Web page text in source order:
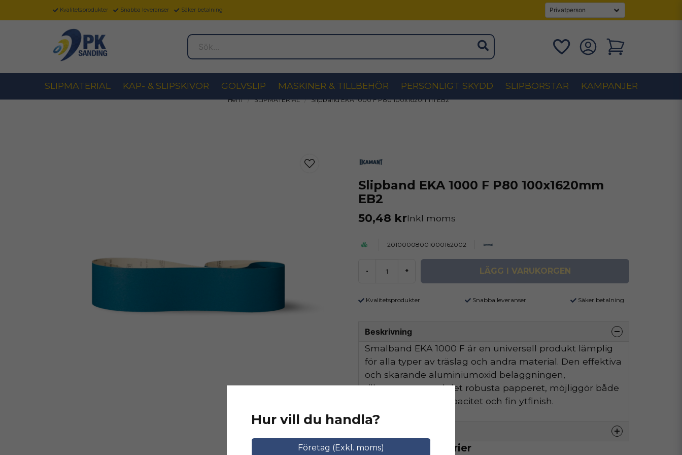
Kvalitetsprodukter Snabba leveranser Säker betalning
Sök...
SLIPMATERIAL KAP- & SLIPSKIVOR GOLVSLIP MASKINER & TILLBEHÖR PERSONLIGT SKYDD SLIPBORSTAR KAMPANJER
Hem SLIPMATERIAL Slipband EKA 1000 F P80 100x1620mm EB2
Slipband EKA 1000 F P80 100x1620mm
EB2
50,48 krInkl moms
20100008001000162002
- + LÄGG I VARUKORGEN
Kvalitetsprodukter Snabba leveranser Säker betalning
Beskrivning
Smalband EKA 1000 F är en universell produkt lämplig
för alla typer av träslag och andra material. Den effektiva
och skärande aluminiumoxid beläggningen,
tillsammans med det robusta papperet, möjliggör både
hög avverkningskapacitet och fin ytfinish.
Relaterade kategorier
Hur vill du handla?
Företag (Exkl. moms)